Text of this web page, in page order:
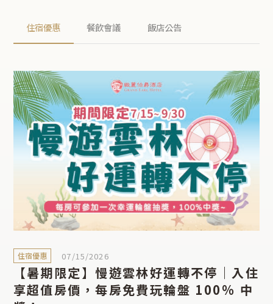
住宿優惠 餐飲會議 飯店公告
住宿優惠 07/15/2026
【暑期限定】慢遊雲林好運轉不停｜入住
享超值房價，每房免費玩輪盤 100% 中